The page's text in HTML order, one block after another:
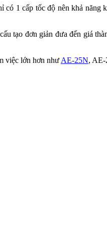
1 cấp tốc độ nên khả
tạo đơn giản đưa đến giá
việc lớn hơn như AE-25N,